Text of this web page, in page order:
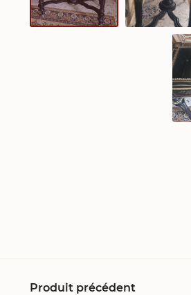
Produit précédent